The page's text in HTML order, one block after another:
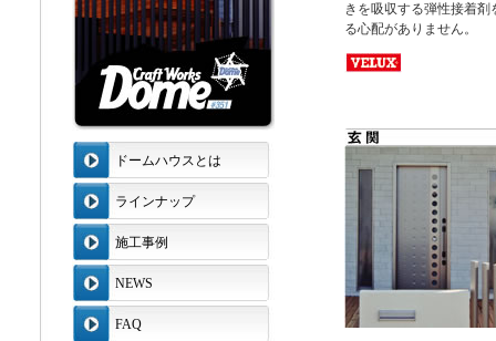
ドームハウスとは
ラインナップ
施工事例
NEWS
FAQ
きを吸収する弾性接着
る心配がありません。